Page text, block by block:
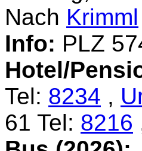
Nach Krimml
Info: PLZ
Hotel/
Tel: 8234 ,
61 Tel: 8216